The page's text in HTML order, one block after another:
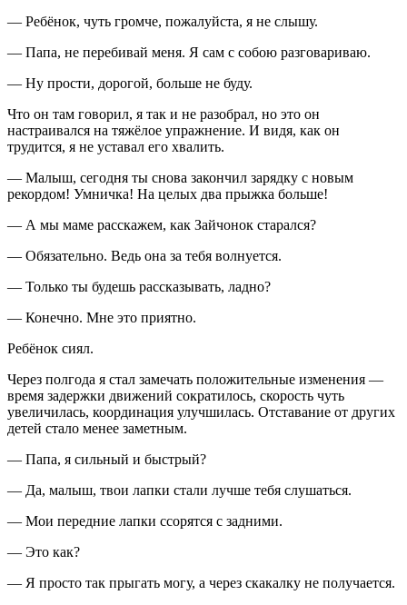
— Ребёнок, чуть громче, пожалуйста, я не слышу.
— Папа, не перебивай меня. Я сам с собою разговариваю.
— Ну прости, дорогой, больше не буду.
Что он там говорил, я так и не разобрал, но это он
настраивался на тяжёлое упражнение. И видя, как он
трудится, я не уставал его хвалить.
— Малыш, сегодня ты снова закончил зарядку с новым
рекордом! Умничка! На целых два прыжка больше!
— А мы маме расскажем, как Зайчонок старался?
— Обязательно. Ведь она за тебя волнуется.
— Только ты будешь рассказывать, ладно?
— Конечно. Мне это приятно.
Ребёнок сиял.
Через полгода я стал замечать положительные изменения —
время задержки движений сократилось, скорость чуть
увеличилась, координация улучшилась. Отставание от других
детей стало менее заметным.
— Папа, я сильный и быстрый?
— Да, малыш, твои лапки стали лучше тебя слушаться.
— Мои передние лапки ссорятся с задними.
— Это как?
— Я просто так прыгать могу, а через скакалку не получается.